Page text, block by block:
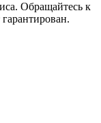
Обращайтесь к